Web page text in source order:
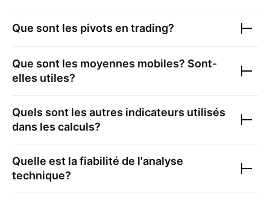
Que sont les pivots en trading?
Que sont les moyennes mobiles? Sont-
elles utiles?
Quels sont les autres indicateurs utilisés
dans les calculs?
Quelle est la fiabilité de l'analyse
technique?